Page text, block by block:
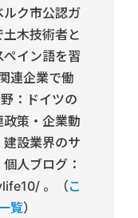
ルク市公認ガ
木技術者と
ペイン語を習
連企業で働
：ドイツの
策・企業動
設業界のサ
人ブログ：
。（こ
覧）